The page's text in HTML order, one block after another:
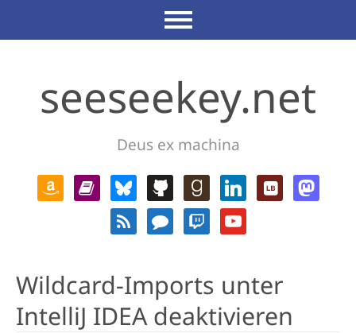
seeseekey.net
Deus ex machina
Wildcard-Imports unter
IntelliJ IDEA deaktivieren